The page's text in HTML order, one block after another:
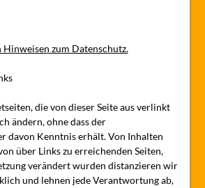
Hinweisen zum Datenschutz.
die von dieser Seite aus verlinkt
ändern, ohne dass der
davon Kenntnis erhält. Von Inhalten
über Links zu erreichenden Seiten,
verändert wurden distanzieren wir
und lehnen jede Verantwortung ab,